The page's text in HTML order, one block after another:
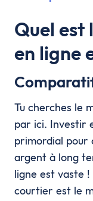
Quel
en ligne
Tu cherches le
par ici. Investir
primordial pour
argent à long
ligne est vaste
courtier est le